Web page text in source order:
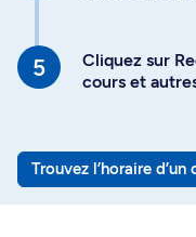
Cliquez sur
cours et
Trouvez l’horaire d’un